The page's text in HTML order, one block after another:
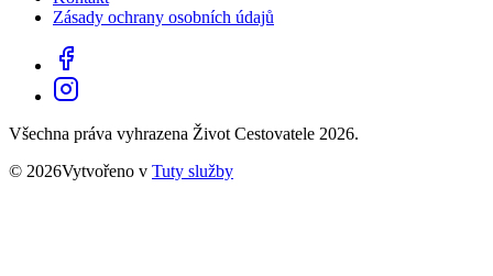
Zásady ochrany osobních údajů
Všechna práva vyhrazena Život Cestovatele 2026.
© 2026Vytvořeno v Tuty služby